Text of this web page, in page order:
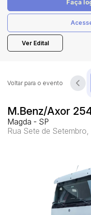
Faça
Ver Edital
M.Benz/Axor
Magda - SP
Rua Sete de Setembro,
Voltar para o evento